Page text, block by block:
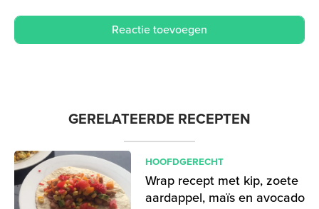
GERELATEERDE RECEPTEN
HOOFDGERECHT
Wrap recept met kip, zoete
aardappel, maïs en avocado